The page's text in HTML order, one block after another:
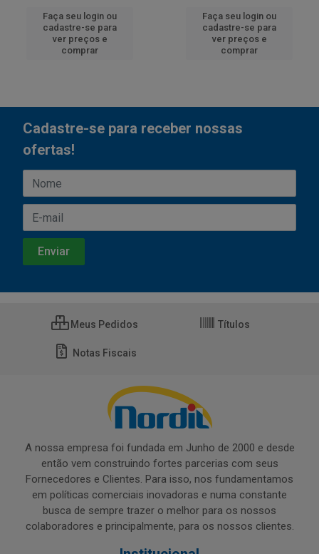
Faça seu login ou
cadastre-se para
ver preços e
comprar
Faça seu login ou
cadastre-se para
ver preços e
comprar
Cadastre-se para receber nossas
ofertas!
Meus Pedidos Títulos
Notas Fiscais
A nossa empresa foi fundada em Junho de 2000 e desde
então vem construindo fortes parcerias com seus
Fornecedores e Clientes. Para isso, nos fundamentamos
em políticas comerciais inovadoras e numa constante
busca de sempre trazer o melhor para os nossos
colaboradores e principalmente, para os nossos clientes.